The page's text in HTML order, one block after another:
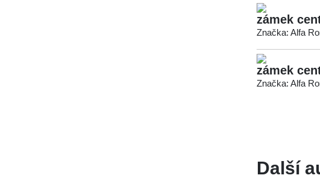
zámek
Značka: Alfa
zámek
Značka: Alfa
Další